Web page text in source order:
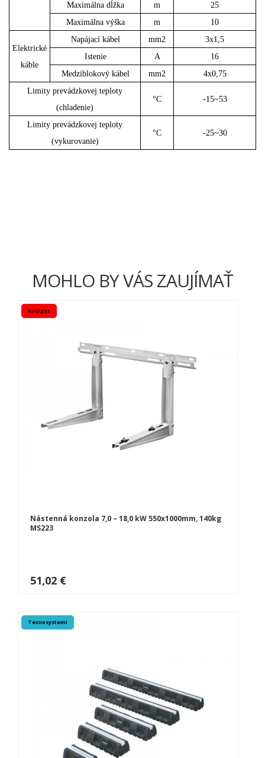
Maximálna dĺžka m
25
Maximálna výška
m 10
Elektrické
káble
Napájací kábel mm2
3x1,5
Istenie
A
16
Medziblokový kábel
mm2
4x0,75
Limity prevádzkovej teploty
(chladenie)
°C -15~53
Limity prevádzkovej teploty
(vykurovanie)
°C -25~30
MOHLO BY VÁS ZAUJÍMAŤ
Rodigas
Nástenná konzola 7,0 – 18,0 kW 550x1000mm, 140kg
MS223
51,02 €
Tecnosystemi